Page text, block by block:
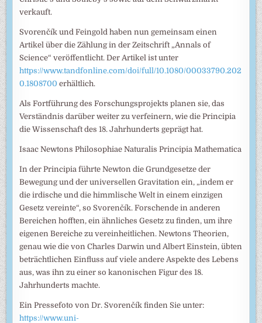
verkauft.
Svorenčík und Feingold haben nun gemeinsam einen
Artikel über die Zählung in der Zeitschrift „Annals of
Science“ veröffentlicht. Der Artikel ist unter
https://www.tandfonline.com/doi/full/10.1080/00033790.202
0.1808700 erhältlich.
Als Fortführung des Forschungsprojekts planen sie, das
Verständnis darüber weiter zu verfeinern, wie die Principia
die Wissenschaft des 18. Jahrhunderts geprägt hat.
Isaac Newtons Philosophiae Naturalis Principia Mathematica
In der Principia führte Newton die Grundgesetze der
Bewegung und der universellen Gravitation ein, „indem er
die irdische und die himmlische Welt in einem einzigen
Gesetz vereinte“, so Svorenčík. Forschende in anderen
Bereichen hofften, ein ähnliches Gesetz zu finden, um ihre
eigenen Bereiche zu vereinheitlichen. Newtons Theorien,
genau wie die von Charles Darwin und Albert Einstein, übten
beträchtlichen Einfluss auf viele andere Aspekte des Lebens
aus, was ihn zu einer so kanonischen Figur des 18.
Jahrhunderts machte.
Ein Pressefoto von Dr. Svorenčík finden Sie unter:
https://www.uni-